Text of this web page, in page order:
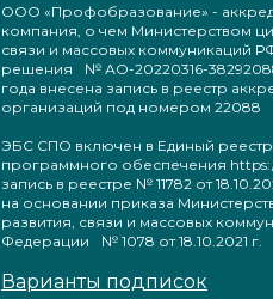
ООО «Профобразование» -
компания, о чем Министерством
связи и массовых коммуникаций
решения № АО-20220316-
года внесена запись в реестр
организаций под номером 22088
ЭБС СПО включен в Единый
программного обеспечения
запись в реестре № 11782 от
на основании приказа
развития, связи и массовых
Федерации № 1078 от 18.10.2021 г.
Варианты подписок